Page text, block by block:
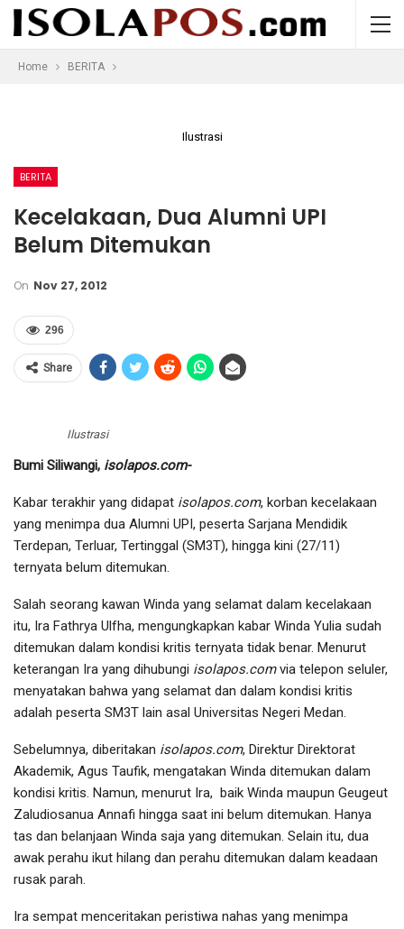
Home BERITA
Ilustrasi
BERITA
Kecelakaan, Dua Alumni UPI
Belum Ditemukan
On Nov 27, 2012
296
Share
Ilustrasi
Bumi Siliwangi, isolapos.com-
Kabar terakhir yang didapat isolapos.com, korban kecelakaan
yang menimpa dua Alumni UPI, peserta Sarjana Mendidik
Terdepan, Terluar, Tertinggal (SM3T), hingga kini (27/11)
ternyata belum ditemukan.
Salah seorang kawan Winda yang selamat dalam kecelakaan
itu, Ira Fathrya Ulfha, mengungkapkan kabar Winda Yulia sudah
ditemukan dalam kondisi kritis ternyata tidak benar. Menurut
keterangan Ira yang dihubungi isolapos.comvia telepon seluler,
menyatakan bahwa yang selamat dan dalam kondisi kritis
adalah peserta SM3T lain asal Universitas Negeri Medan.
Sebelumnya, diberitakan isolapos.com, Direktur Direktorat
Akademik, Agus Taufik, mengatakan Winda ditemukan dalam
kondisi kritis. Namun, menurut Ira, baik Winda maupun Geugeut
Zaludiosanua Annafi hingga saat ini belum ditemukan. Hanya
tas dan belanjaan Winda saja yang ditemukan. Selain itu, dua
awak perahu ikut hilang dan perahu ditemukan dalam keadaan
rusak parah.
Ira sempat menceritakan peristiwa nahas yang menimpa